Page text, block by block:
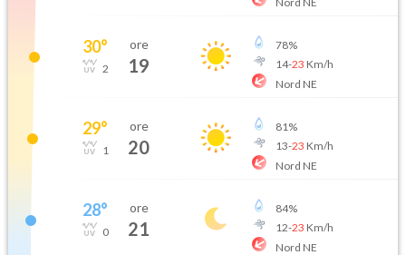
30°
2
ore
19
78%
14-23 Km/h
Nord NE
29°
1
ore
20
81%
13-23 Km/h
Nord NE
28°
0
ore
21
84%
12-23 Km/h
Nord NE